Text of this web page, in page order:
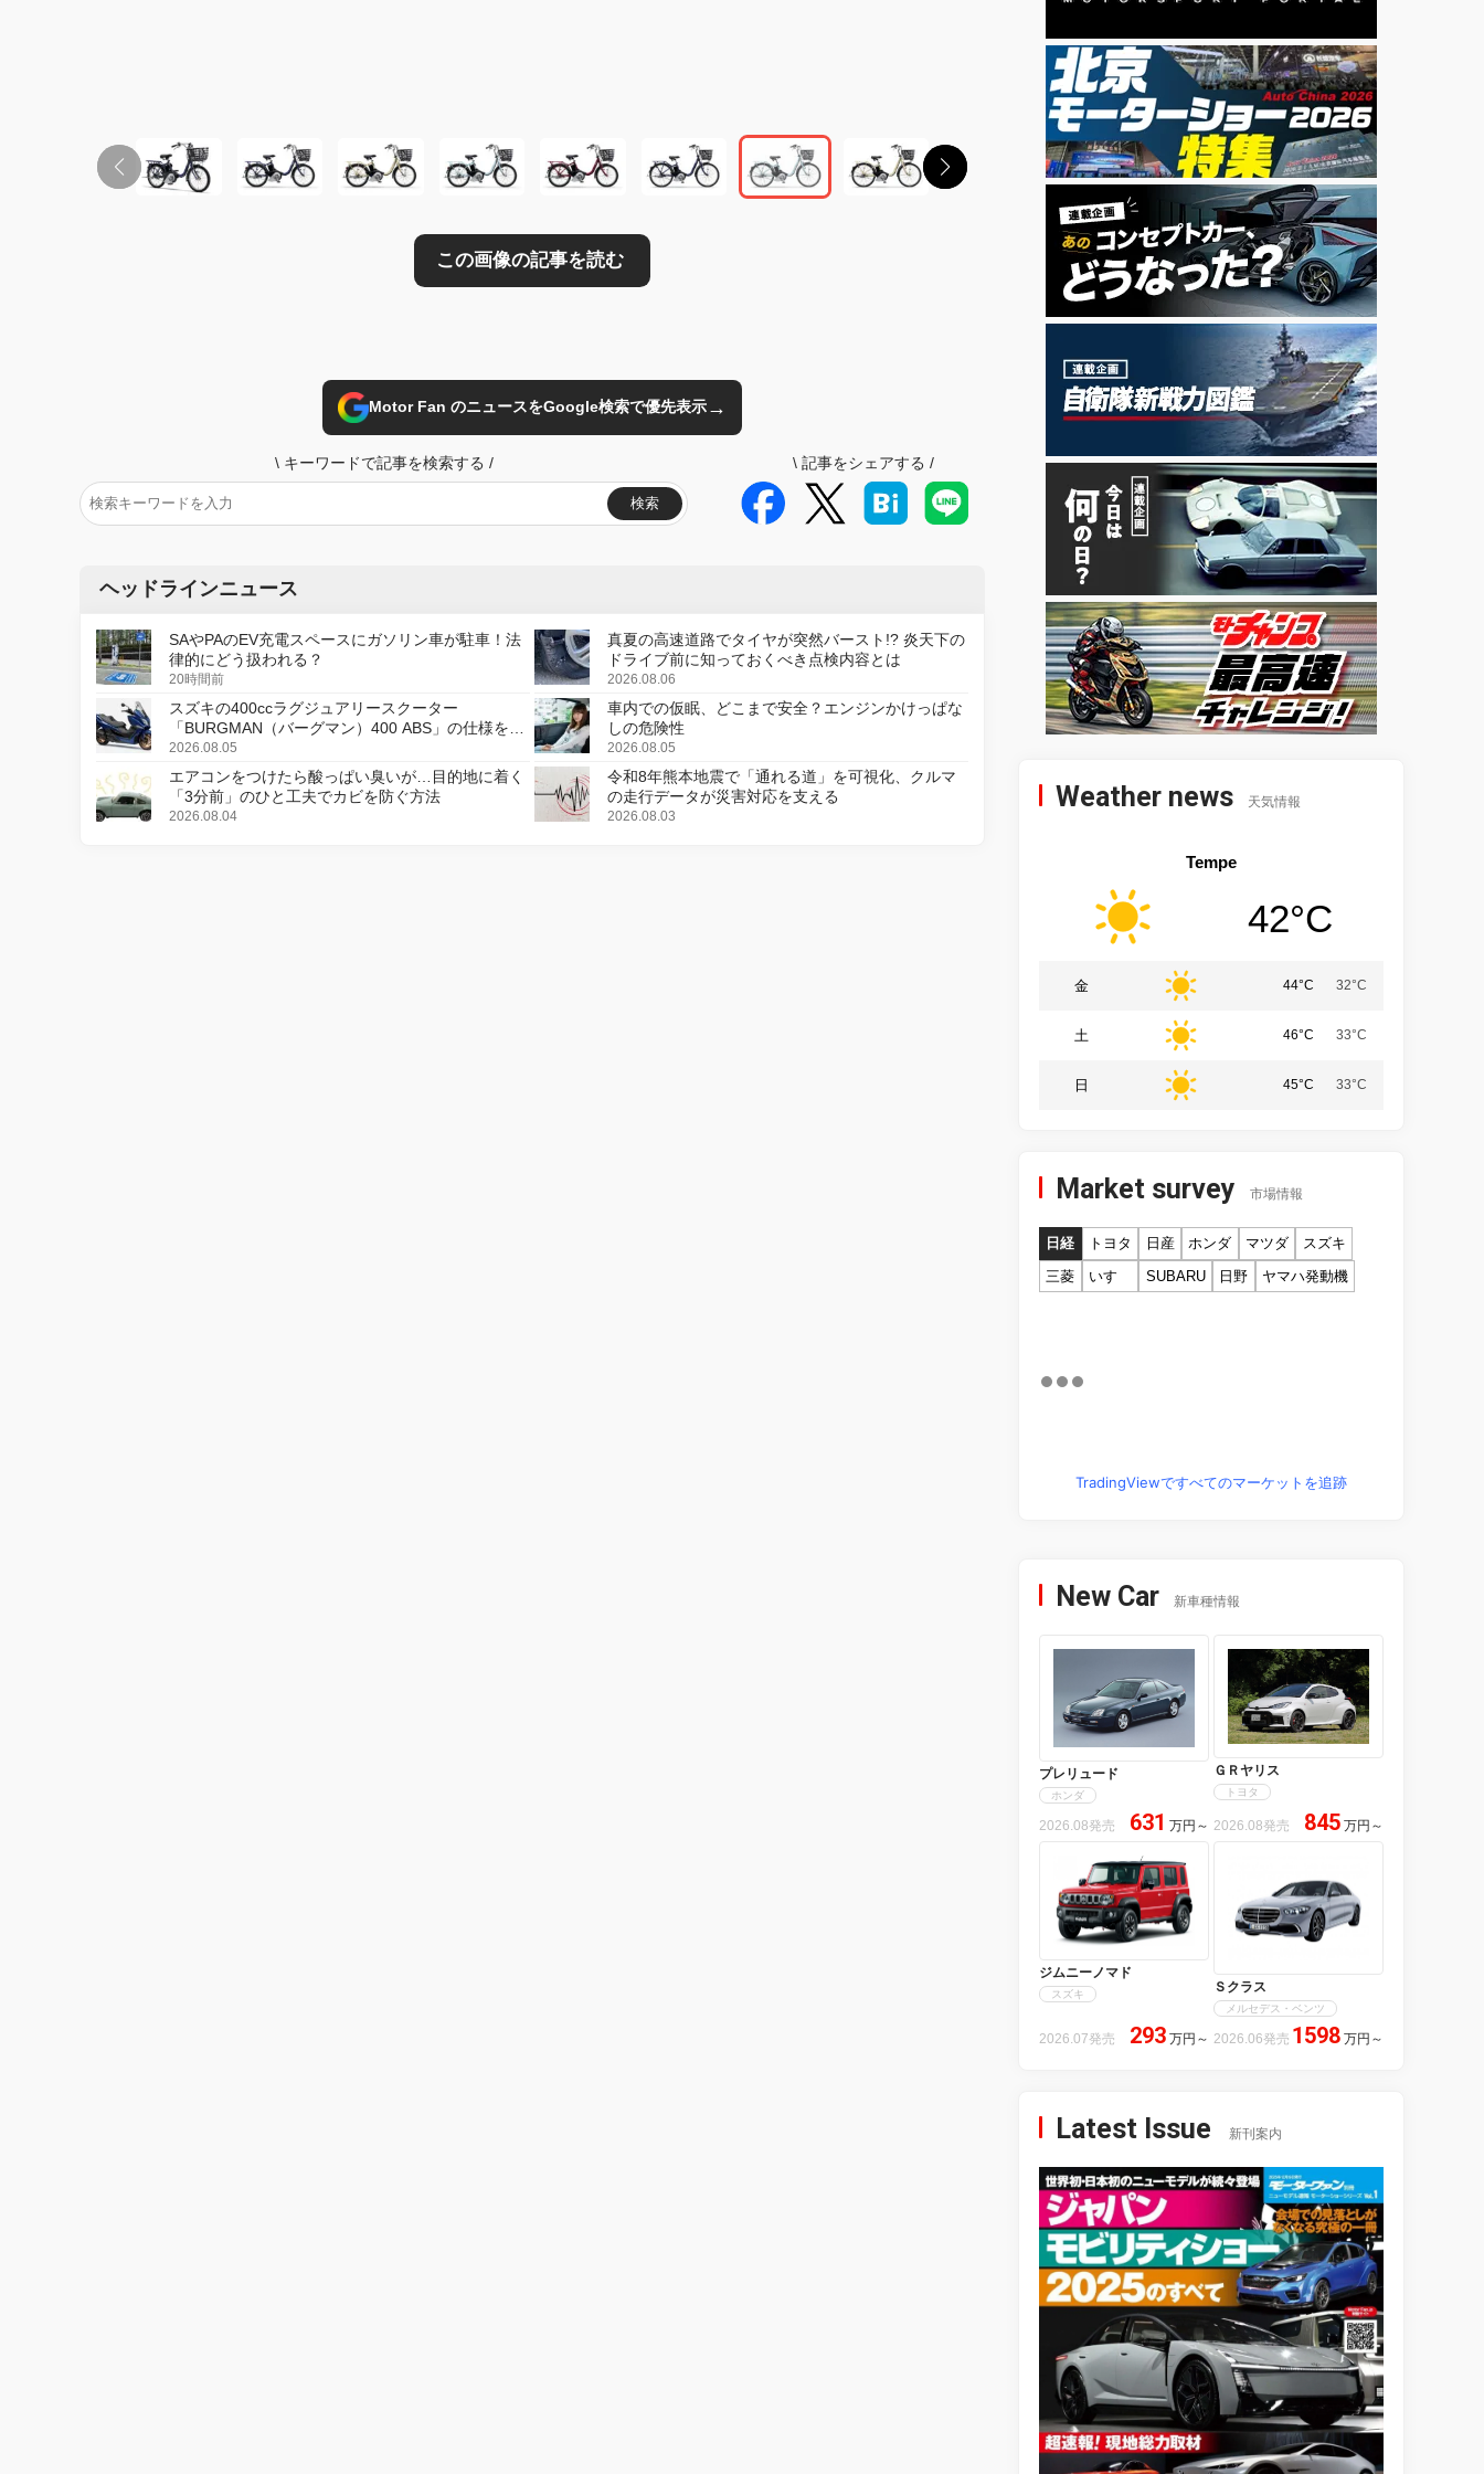
Motor Fan のニュースをGoogle検索で優先表示→
\ キーワードで記事を検索する /
検索
\ 記事をシェアする /
ヘッドラインニュース
SAやPAのEV充電スペースにガソリン車が駐車！法
律的にどう扱われる？
20時間前
真夏の高速道路でタイヤが突然バースト!? 炎天下の
ドライブ前に知っておくべき点検内容とは
2026.08.06
スズキの400ccラグジュアリースクーター
「BURGMAN（バーグマン）400 ABS」の仕様を変
更し、8月18日に発売
2026.08.05
車内での仮眠、どこまで安全？エンジンかけっぱな
しの危険性
2026.08.05
エアコンをつけたら酸っぱい臭いが…目的地に着く
「3分前」のひと工夫でカビを防ぐ方法
2026.08.04
令和8年熊本地震で「通れる道」を可視化、クルマ
の走行データが災害対応を支える
2026.08.03
Weather news 天気情報
Tempe
42°C
金 44°C 32°C
土 46°C 33°C
日 45°C 33°C
Market survey 市場情報
日経 トヨタ 日産 ホンダ マツダ
スズキ
三菱
いすゞ SUBARU 日野 ヤマハ発動機
TradingViewですべてのマーケットを追跡
New Car 新車種情報
プレリュード
ホンダ
2026.08発売 631 万円 ～
ＧＲヤリス
トヨタ
2026.08発売 845 万円 ～
ジムニーノマド
スズキ
2026.07発売 293 万円 ～
Ｓクラス
メルセデス・ベンツ
2026.06発売 1598 万円 ～
Latest Issue 新刊案内